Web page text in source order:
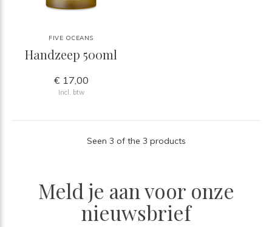
FIVE OCEANS
Handzeep 500ml
€ 17,00
Incl. btw
Seen 3 of the 3 products
Meld je aan voor onze
nieuwsbrief